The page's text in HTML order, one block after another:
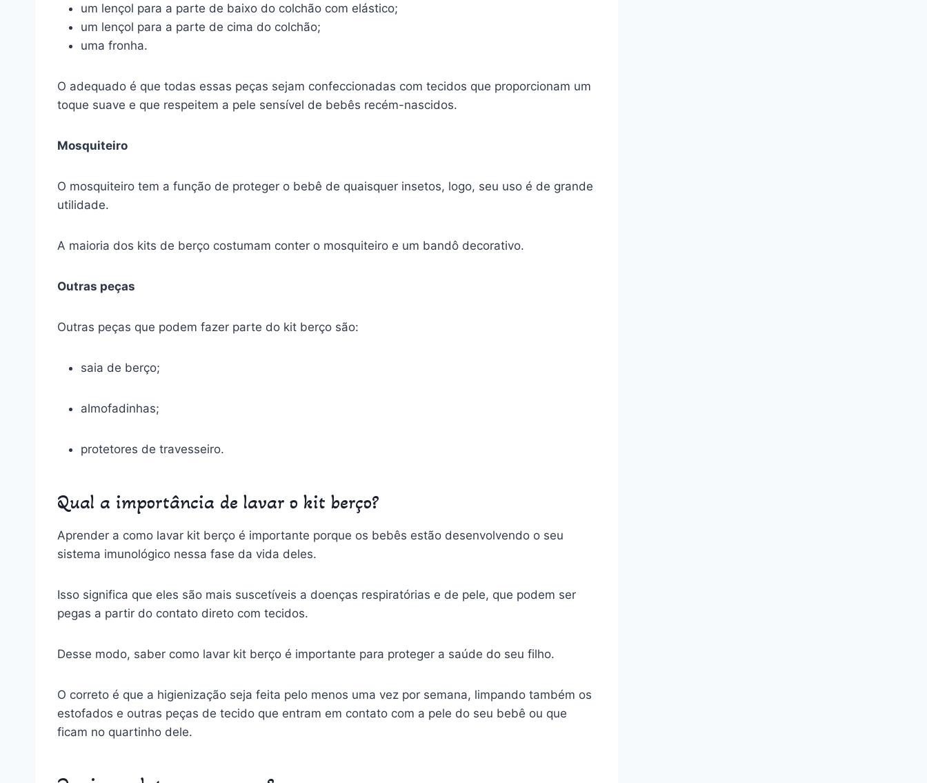
um lençol para a parte de baixo do colchão com elástico;
um lençol para a parte de cima do colchão;
uma fronha.
O adequado é que todas essas peças sejam confeccionadas com tecidos que proporcionam um
toque suave e que respeitem a pele sensível de bebês recém-nascidos.
Mosquiteiro
O mosquiteiro tem a função de proteger o bebê de quaisquer insetos, logo, seu uso é de grande
utilidade.
A maioria dos kits de berço costumam conter o mosquiteiro e um bandô decorativo.
Outras peças
Outras peças que podem fazer parte do kit berço são:
saia de berço;
almofadinhas;
protetores de travesseiro.
Qual a importância de lavar o kit berço?
Aprender a como lavar kit berço é importante porque os bebês estão desenvolvendo o seu
sistema imunológico nessa fase da vida deles.
Isso significa que eles são mais suscetíveis a doenças respiratórias e de pele, que podem ser
pegas a partir do contato direto com tecidos.
Desse modo, saber como lavar kit berço é importante para proteger a saúde do seu filho.
O correto é que a higienização seja feita pelo menos uma vez por semana, limpando também os
estofados e outras peças de tecido que entram em contato com a pele do seu bebê ou que
ficam no quartinho dele.